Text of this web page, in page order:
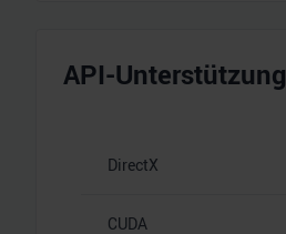
API-Unterstützung
DirectX
CUDA